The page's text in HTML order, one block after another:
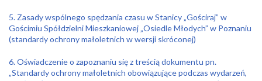
5. Zasady wspólnego spędzania czasu w Stanicy „Gościraj” w
Gościmiu Spółdzielni Mieszkaniowej „Osiedle Młodych” w Poznaniu
(standardy ochrony małoletnich w wersji skróconej)
6. Oświadczenie o zapoznaniu się z treścią dokumentu pn.
„Standardy ochrony małoletnich obowiązujące podczas wydarzeń,